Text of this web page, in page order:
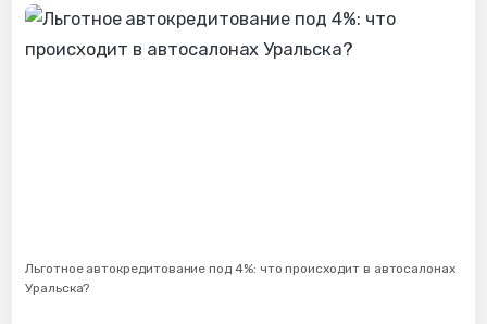
Льготное автокредитование под 4%: что происходит в автосалонах
Уральска?